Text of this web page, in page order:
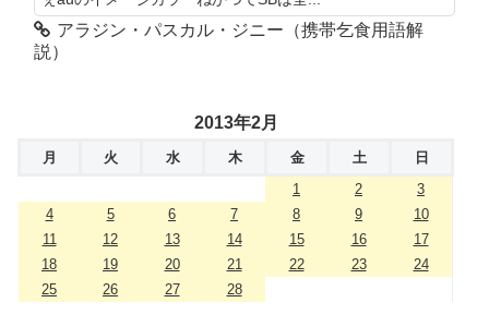
アラジン・パスカル・ジニー（携帯乞食用語解
説）
2013年2月
月 火 水 木 金 土
日
1
2
3
4
5 6 7 8 9
10
11
12 13 14 15 16
17
18
19 20 21 22 23
24
25
26 27 28